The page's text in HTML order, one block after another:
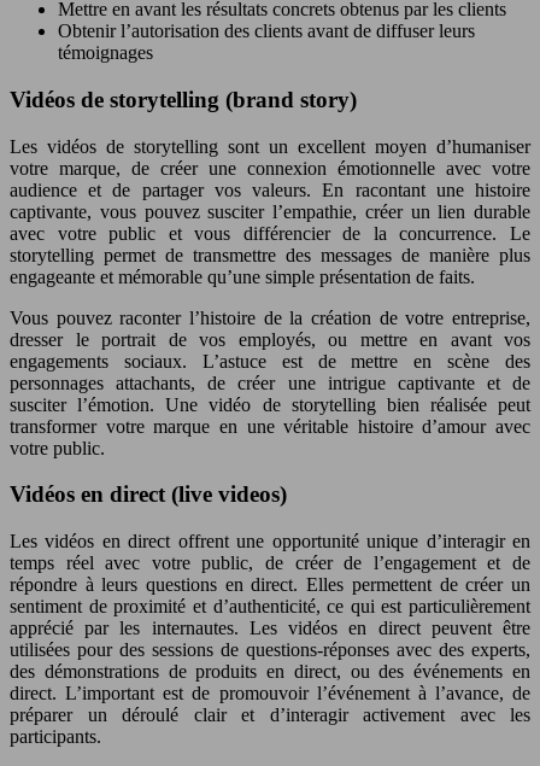
Mettre en avant les résultats concrets obtenus par les clients
Obtenir l’autorisation des clients avant de diffuser leurs
témoignages
Vidéos de storytelling (brand story)
Les vidéos de storytelling sont un excellent moyen d’humaniser
votre marque, de créer une connexion émotionnelle avec votre
audience et de partager vos valeurs. En racontant une histoire
captivante, vous pouvez susciter l’empathie, créer un lien durable
avec votre public et vous différencier de la concurrence. Le
storytelling permet de transmettre des messages de manière plus
engageante et mémorable qu’une simple présentation de faits.
Vous pouvez raconter l’histoire de la création de votre entreprise,
dresser le portrait de vos employés, ou mettre en avant vos
engagements sociaux. L’astuce est de mettre en scène des
personnages attachants, de créer une intrigue captivante et de
susciter l’émotion. Une vidéo de storytelling bien réalisée peut
transformer votre marque en une véritable histoire d’amour avec
votre public.
Vidéos en direct (live videos)
Les vidéos en direct offrent une opportunité unique d’interagir en
temps réel avec votre public, de créer de l’engagement et de
répondre à leurs questions en direct. Elles permettent de créer un
sentiment de proximité et d’authenticité, ce qui est particulièrement
apprécié par les internautes. Les vidéos en direct peuvent être
utilisées pour des sessions de questions-réponses avec des experts,
des démonstrations de produits en direct, ou des événements en
direct. L’important est de promouvoir l’événement à l’avance, de
préparer un déroulé clair et d’interagir activement avec les
participants.